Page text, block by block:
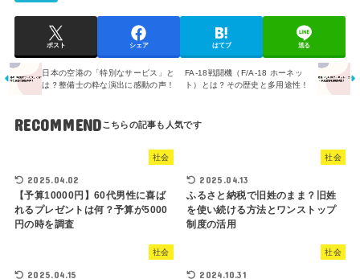
ポスト シェア はてブ 送る
日本の空港の「特別なサービス」と
は？整備士の粋な演出に感動の声！
FA-18戦闘機（F/A-18 ホーネッ
ト）とは？その歴史と多用途性！
RECOMMEND
社会
2025.04.02
【予算10000円】60代男性に喜ば
れるプレゼントは何？予算が5000
円の時を調査
社会
2025.04.13
ふるさと納税で旧姓のまま？旧姓
を使い続ける方法とワンストップ
制度の活用
社会
2025.04.15
社会
2024.10.31